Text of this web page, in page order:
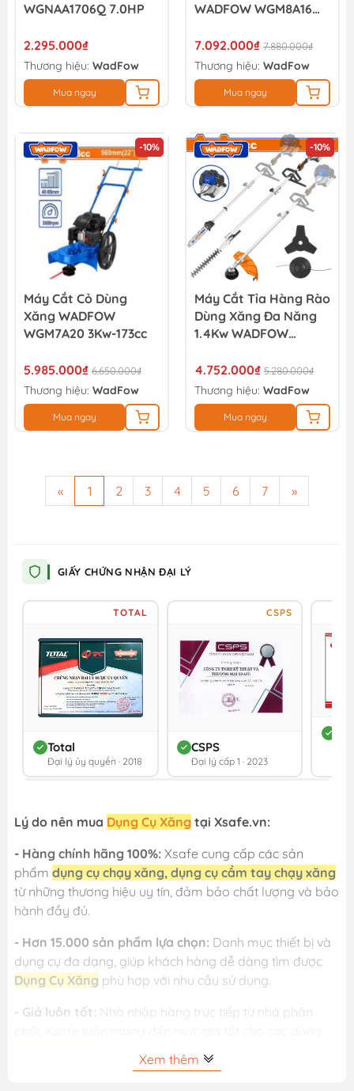
WGNAA1706Q 7.0HP
2.295.000₫
Thương hiệu: WadFow
Mua ngay
WADFOW WGM8A16
7.092.000₫ 7.880.000₫
Thương hiệu: WadFow
Mua ngay
-10%
Máy Cắt Cỏ Dùng
Xăng WADFOW
WGM7A20 3Kw-173cc
5.985.000₫ 6.650.000₫
Thương hiệu: WadFow
Mua ngay
-10%
Máy Cắt Tỉa Hàng Rào
Dùng Xăng Đa Năng
1.4Kw WADFOW
4.752.000₫ 5.280.000₫
Thương hiệu: WadFow
Mua ngay
« 1 2 3 4 5 6 7 »
GIẤY CHỨNG NHẬN ĐẠI LÝ
TOTAL
Total
Đại lý ủy quyền · 2018
CSPS
CSPS
Đại lý cấp 1 · 2023
Lý do nên mua Dụng Cụ Xăng tại Xsafe.vn:
- Hàng chính hãng 100%: Xsafe cung cấp các sản
phẩm dụng cụ chạy xăng, dụng cụ cầm tay chạy xăng
từ những thương hiệu uy tín, đảm bảo chất lượng và bảo
hành đầy đủ.
- Hơn 15.000 sản phẩm lựa chọn: Danh mục thiết bị và
dụng cụ đa dạng, giúp khách hàng dễ dàng tìm được
Dụng Cụ Xăng phù hợp với nhu cầu sử dụng.
- Giá luôn tốt: Nhờ nhập hàng trực tiếp từ nhà phân
Xem thêm